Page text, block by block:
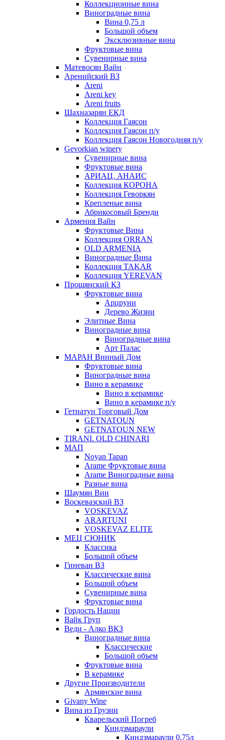
Коллекционные вина
Виноградные вина
Вина 0,75 л
Большой объем
Эксклюзивные вина
Фруктовые вина
Cувенирные вина
Матевосян Вайн
Аренийский ВЗ
Areni
Areni key
Areni fruits
Шахназарян ЕКД
Коллекция Гаясон
Коллекция Гаясон п/у
Коллекция Гаясон Новогодняя п/у
Gevorkian winery
Сувенирные вина
Фруктовые вина
АРИАЦ. АНАИС
Коллекция КОРОНА
Коллекция Геворкян
Крепленые вина
Абрикосовый Бренди
Армения Вайн
Фруктовые Вина
Коллекция ORRAN
OLD ARMENIA
Виноградные Вина
Коллекция TAKAR
Коллекция YEREVAN
Прошянский КЗ
Фруктовые вина
Арцруни
Дерево Жизни
Элитные Вина
Виноградные вина
Виноградные вина
Арт Палас
МАРАН Винный Дом
Фруктовые вина
Виноградные вина
Вино в керамике
Вино в керамике
Вино в керамике п/у
Гетнатун Торговый Дом
GETNATOUN
GETNATOUN NEW
TIRANI. OLD CHINARI
МАП
Noyan Tapan
Arame Фруктовые вина
Arame Виноградные вина
Разные вина
Шаумян Вин
Воскевазский ВЗ
VOSKEVAZ
ARARTUNI
VOSKEVAZ ELITE
МЕЦ СЮНИК
Классика
Большой объем
Гиневан ВЗ
Классические вина
Большой объем
Сувенирные вина
Фруктовые вина
Гордость Нации
Вайк Груп
Веди - Алко ВКЗ
Виноградные вина
Классические
Большой объем
Фруктовые вина
В керамике
Другие Производители
Армянские вина
Givany Wine
Вина из Грузии
Кварельский Погреб
Киндзмараули
Киндзмараули 0,75л